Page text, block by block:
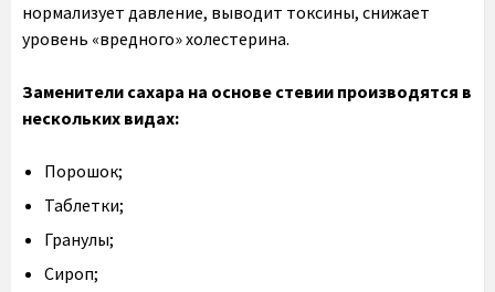
нормализует давление, выводит токсины, снижает
уровень «вредного» холестерина.
Заменители сахара на основе стевии производятся в
нескольких видах:
Порошок;
Таблетки;
Гранулы;
Сироп;